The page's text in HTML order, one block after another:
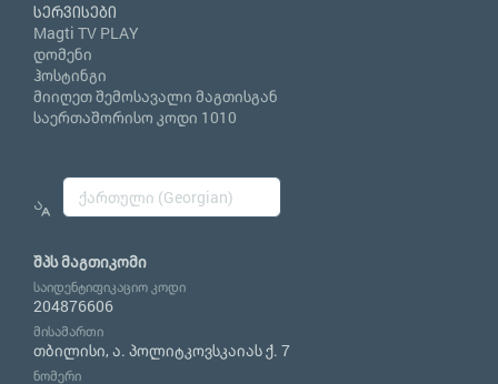
სერვისები
Magti TV PLAY
დომენი
ჰოსტინგი
მიიღეთ შემოსავალი მაგთისგან
საერთაშორისო კოდი 1010
შპს მაგთიკომი
საიდენტიფიკაციო კოდი
204876606
მისამართი
თბილისი, ა. პოლიტკოვსკაიას ქ. 7
ნომერი